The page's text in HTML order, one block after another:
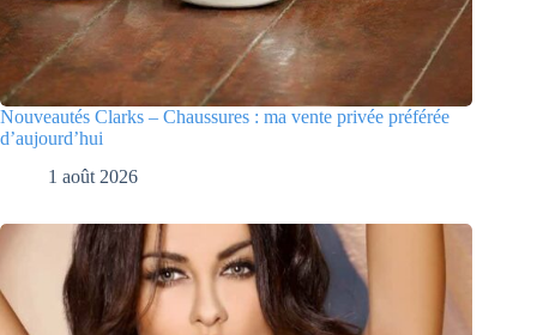
Nouveautés Clarks – Chaussures : ma vente privée préférée
d’aujourd’hui
1 août 2026